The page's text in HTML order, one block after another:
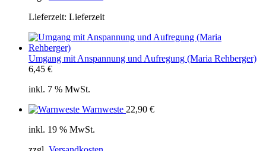
Lieferzeit: Lieferzeit
Umgang mit Anspannung und Aufregung (Maria Rehberger)
6,45 €
inkl. 7 % MwSt.
Warnweste 22,90 €
inkl. 19 % MwSt.